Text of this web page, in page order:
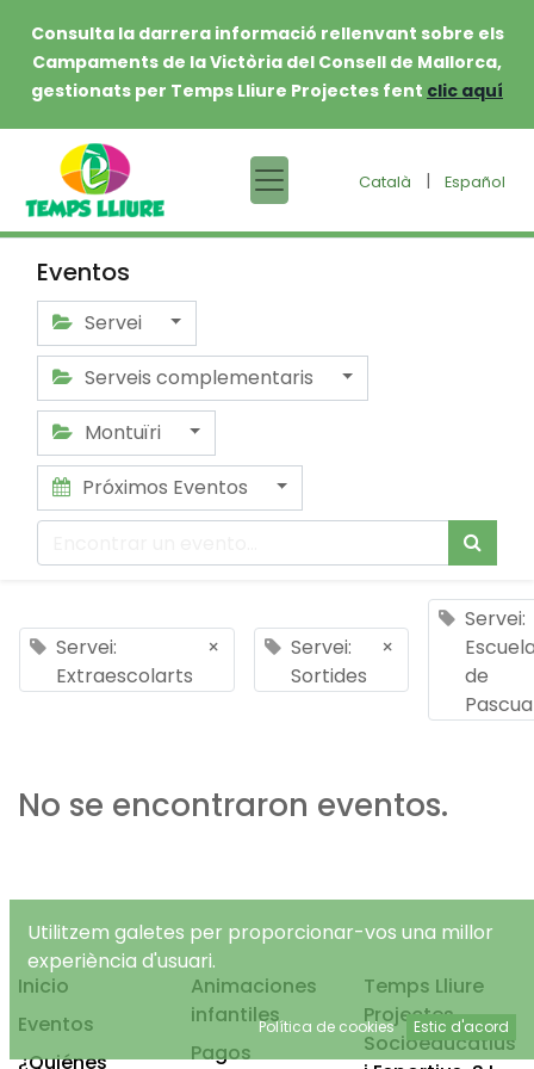
Consulta la darrera informació rellenvant sobre els
Campaments de la Victòria del Consell de Mallorca,
gestionats per Temps Lliure Projectes fent clic aquí
Català | Español
Eventos
Servei
Serveis complementaris
Montuïri
Próximos Eventos
Servei:
Extraescolarts
×
Servei:
Sortides
×
Servei:
de
Pascua
No se encontraron eventos.
Inicio
Eventos
¿Quiénes
Animaciones
infantiles
Pagos
Temps Lliure
Projectes
Socioeducatius
Utilitzem galetes per proporcionar-vos una millor
experiència d'usuari.
Política de cookies Estic d'acord